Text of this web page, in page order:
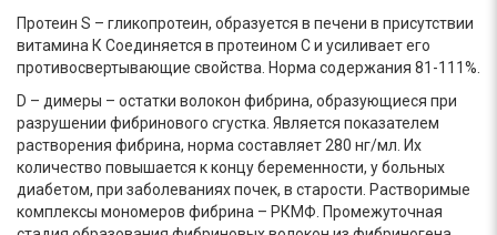
Протеин S – гликопротеин, образуется в печени в присутствии
витамина К Соединяется в протеином С и усиливает его
противосвертывающие свойства. Норма содержания 81-111%.
D – димеры – остатки волокон фибрина, образующиеся при
разрушении фибринового сгустка. Является показателем
растворения фибрина, норма составляет 280 нг/мл. Их
количество повышается к концу беременности, у больных
диабетом, при заболеваниях почек, в старости. Растворимые
комплексы мономеров фибрина – РКМФ. Промежуточная